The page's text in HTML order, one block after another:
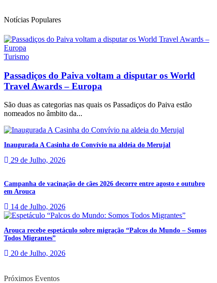
Notícias Populares
Turismo
Passadiços do Paiva voltam a disputar os World
Travel Awards – Europa
São duas as categorias nas quais os Passadiços do Paiva estão
nomeados no âmbito da...
Inaugurada A Casinha do Convívio na aldeia do Merujal
29 de Julho, 2026
Campanha de vacinação de cães 2026 decorre entre agosto e outubro
em Arouca
14 de Julho, 2026
Arouca recebe espetáculo sobre migração “Palcos do Mundo – Somos
Todos Migrantes”
20 de Julho, 2026
Próximos Eventos